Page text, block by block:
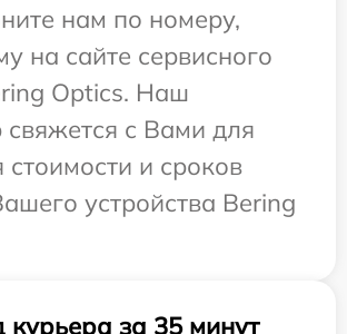
нам по номеру,
на сайте сервисного
Optics. Наш
с Вами для
стоимости и сроков
устройства Bering
курьера за 35 минут